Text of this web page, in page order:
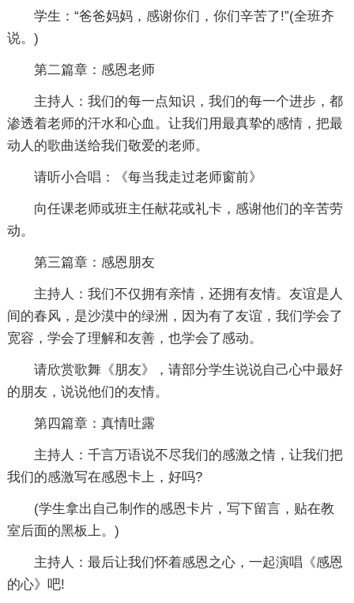
学生：“爸爸妈妈，感谢你们，你们辛苦了!”(全班齐
说。)
第二篇章：感恩老师
主持人：我们的每一点知识，我们的每一个进步，都
渗透着老师的汗水和心血。让我们用最真挚的感情，把最
动人的歌曲送给我们敬爱的老师。
请听小合唱：《每当我走过老师窗前》
向任课老师或班主任献花或礼卡，感谢他们的辛苦劳
动。
第三篇章：感恩朋友
主持人：我们不仅拥有亲情，还拥有友情。友谊是人
间的春风，是沙漠中的绿洲，因为有了友谊，我们学会了
宽容，学会了理解和友善，也学会了感动。
请欣赏歌舞《朋友》，请部分学生说说自己心中最好
的朋友，说说他们的友情。
第四篇章：真情吐露
主持人：千言万语说不尽我们的感激之情，让我们把
我们的感激写在感恩卡上，好吗?
(学生拿出自己制作的感恩卡片，写下留言，贴在教
室后面的黑板上。)
主持人：最后让我们怀着感恩之心，一起演唱《感恩
的心》吧!